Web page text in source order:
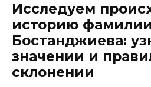
Исследуем
историю фамилии
Бостанджиева:
значении и
склонении